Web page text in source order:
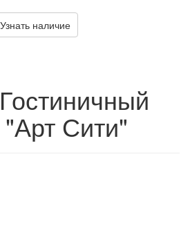
Узнать наличие
Сити"